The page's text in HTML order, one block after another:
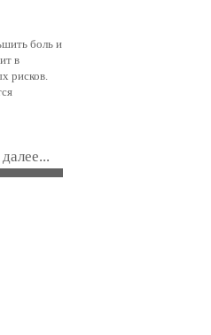
боль и
в
рисков.
далее...